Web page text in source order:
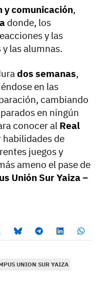
comunicación,
donde, los
y las
las alumnas.
dos semanas,
en las
cambiando
en ningún
conocer al Real
habilidades de
juegos y
ameno el pase de
Unión Sur Yaiza –
UNION SUR YAIZA